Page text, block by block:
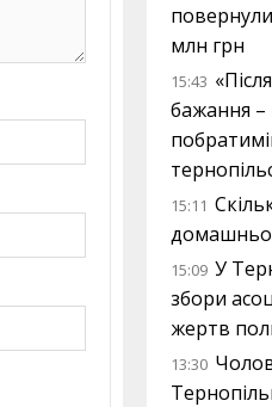
млн грн
15:43
бажання –
15:11
15:09 У
збори
жертв
13:30